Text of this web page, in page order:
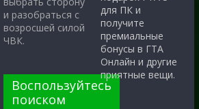
и разобраться с
возросшей силой
ЧВК.
Воспользуйтесь
поиском
для ПК и
получите
премиальные
бонусы в ГТА
Онлайн и другие
приятные вещи.